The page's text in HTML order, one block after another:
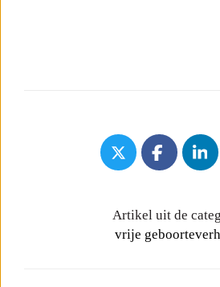
Artikel uit de
vrije